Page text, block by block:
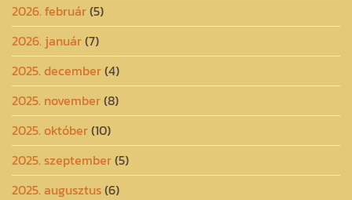
2026. február(5)
2026. január(7)
2025. december(4)
2025. november(8)
2025. október(10)
2025. szeptember(5)
2025. augusztus(6)